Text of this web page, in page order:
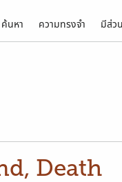
ค้นหา ความทรงจำ มีส่ว
Death